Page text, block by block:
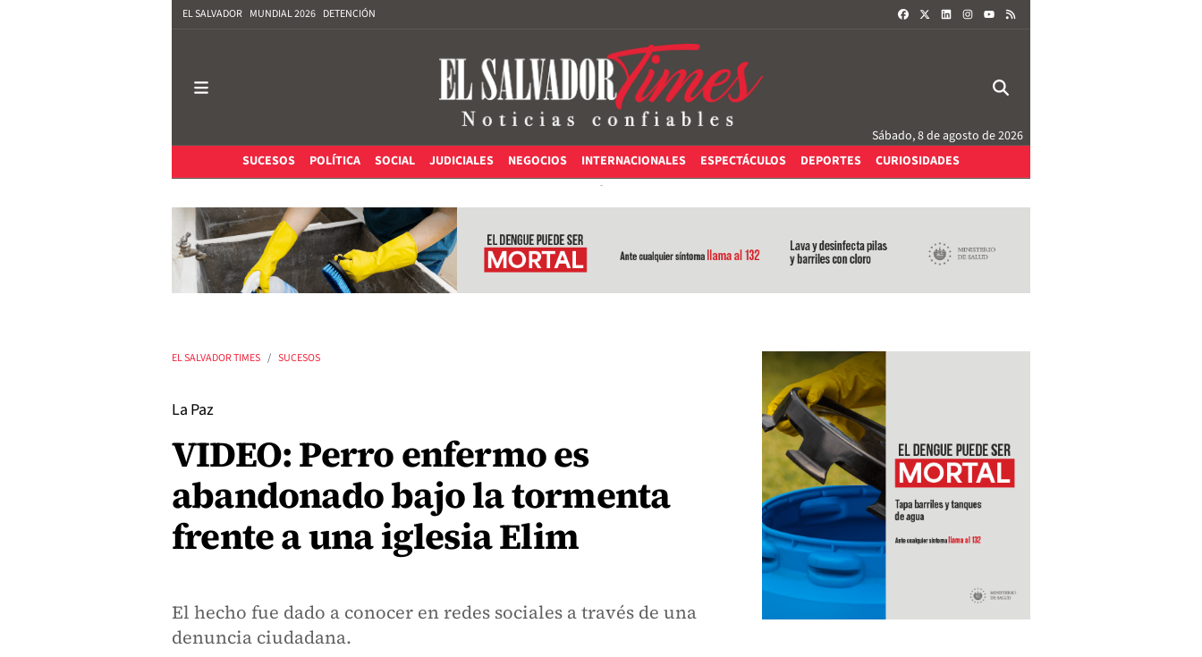
EL SALVADOR MUNDIAL 2026 DETENCIÓN FACEBOOKLINKEDININSTAGRAM
Sábado, 8 de agosto de 2026
SUCESOS
POLÍTICA SOCIAL JUDICIALES NEGOCIOS INTERNACIONALES ESPECTÁCULOS DEPORTES CURIOSIDADES
EL SALVADOR TIMES SUCESOS
La Paz
VIDEO: Perro enfermo es
abandonado bajo la tormenta
frente a una iglesia Elim
El hecho fue dado a conocer en redes sociales a través de una
denuncia ciudadana.